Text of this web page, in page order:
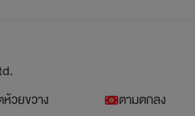
วยขวาง ตามตกลง